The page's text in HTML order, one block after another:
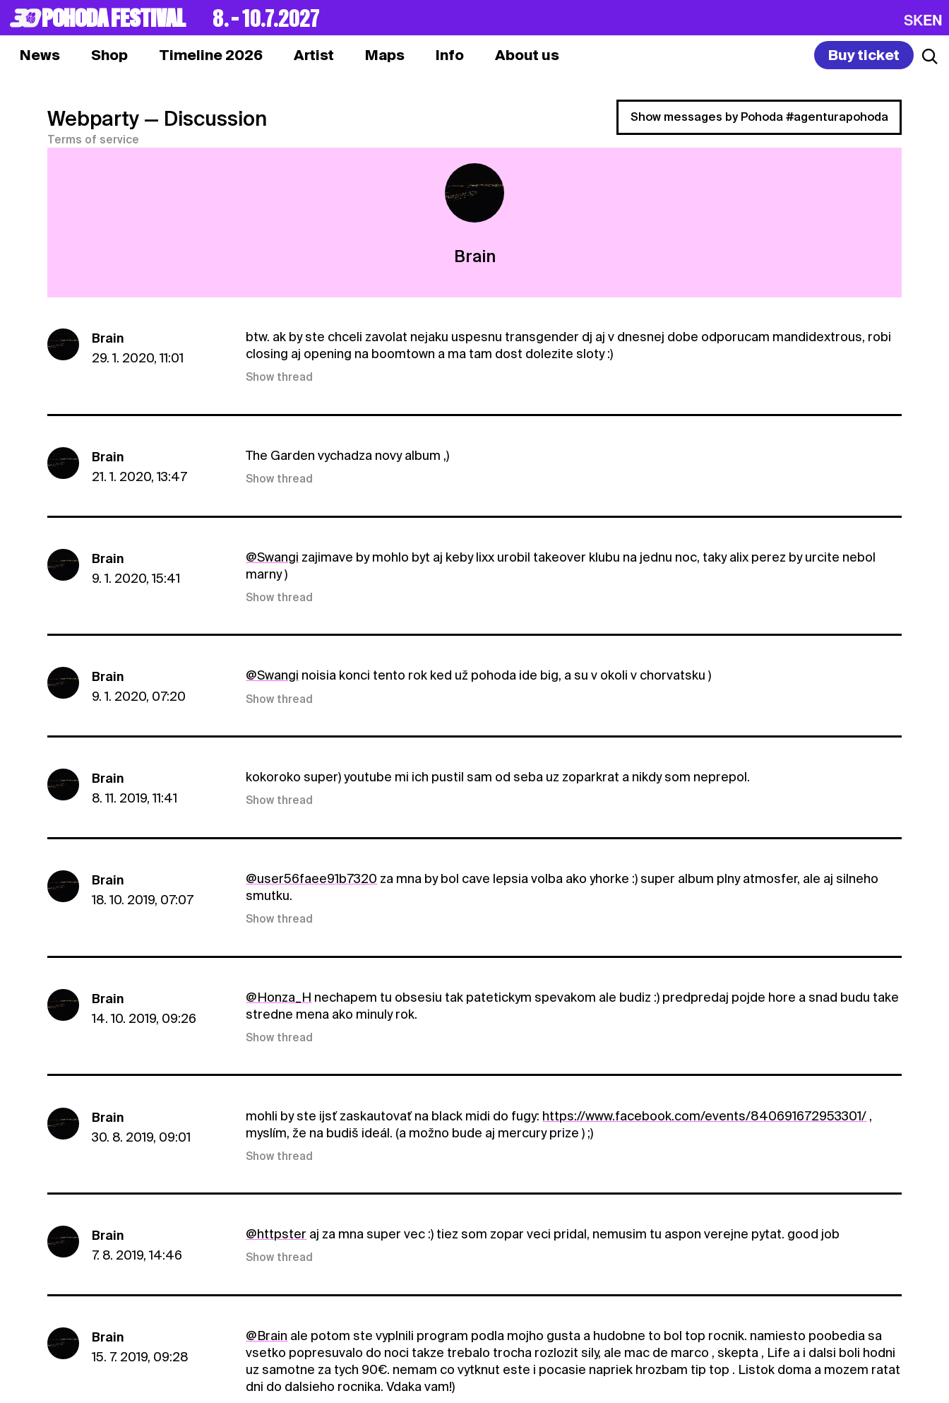
POHODA FESTIVAL 8. – 10.7.2027 SKEN
News Shop Timeline 2026 Artist Maps Info About us Buy ticket
Webparty — Discussion
Terms of service
Show messages by Pohoda #agenturapohoda
Brain
Brain
29. 1. 2020, 11:01
btw. ak by ste chceli zavolat nejaku uspesnu transgender dj aj v dnesnej dobe odporucam mandidextrous, robi
closing aj opening na boomtown a ma tam dost dolezite sloty :)
Show thread
Brain
21. 1. 2020, 13:47
The Garden vychadza novy album ,)
Show thread
Brain
9. 1. 2020, 15:41
@Swangi zajimave by mohlo byt aj keby lixx urobil takeover klubu na jednu noc, taky alix perez by urcite nebol
marny )
Show thread
Brain
9. 1. 2020, 07:20
@Swangi noisia konci tento rok ked už pohoda ide big, a su v okoli v chorvatsku )
Show thread
Brain
8. 11. 2019, 11:41
kokoroko super) youtube mi ich pustil sam od seba uz zoparkrat a nikdy som neprepol.
Show thread
Brain
18. 10. 2019, 07:07
@user56faee91b7320 za mna by bol cave lepsia volba ako yhorke :) super album plny atmosfer, ale aj silneho
smutku.
Show thread
Brain
14. 10. 2019, 09:26
@Honza_H nechapem tu obsesiu tak patetickym spevakom ale budiz :) predpredaj pojde hore a snad budu take
stredne mena ako minuly rok.
Show thread
Brain
30. 8. 2019, 09:01
mohli by ste ijsť zaskautovať na black midi do fugy: https://www.facebook.com/events/840691672953301/ ,
myslím, že na budiš ideál. (a možno bude aj mercury prize ) ;)
Show thread
Brain
7. 8. 2019, 14:46
@httpster aj za mna super vec :) tiez som zopar veci pridal, nemusim tu aspon verejne pytat. good job
Show thread
Brain
15. 7. 2019, 09:28
@Brain ale potom ste vyplnili program podla mojho gusta a hudobne to bol top rocnik. namiesto poobedia sa
vsetko popresuvalo do noci takze trebalo trocha rozlozit sily, ale mac de marco , skepta , Life a i dalsi boli hodni
uz samotne za tych 90€. nemam co vytknut este i pocasie napriek hrozbam tip top . Listok doma a mozem ratat
dni do dalsieho rocnika. Vdaka vam!)